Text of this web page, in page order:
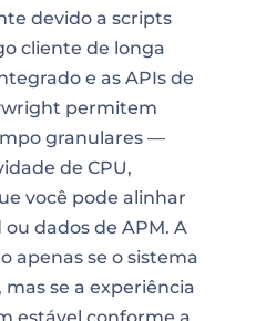
devido a scripts
cliente de longa
e as APIs de
permitem
granulares —
de CPU,
você pode alinhar
dados de APM. A
apenas se o sistema
se a experiência